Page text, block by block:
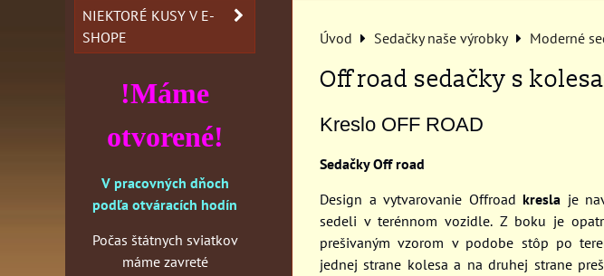
Úvod Sedačky naše výrobky Moderné
Off road sedačky s
Kreslo OFF ROAD
Sedačky Off road
Design a vytvarovanie Offroadkresla je
sedeli v terénnom vozidle. Z boku je
prešivaným vzorom v podobe stôp po
jednej strane kolesa a na druhej strane
NIEKTORÉ KUSY V E-
SHOPE
!Máme
otvorené!
V pracovných dňoch
podľa otváracích hodín
Počas štátnych sviatkov
máme zavreté